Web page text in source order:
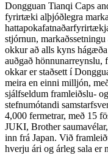
Dongguan Tianqi Caps
fyrirtæki alþjóðlegra
stjórnun,
okkur að alls kyns
auðgað
okkar er staðsett í
meira en einni milljón,
sjálfseldum framleiðslu-
stefnumótandi
4,000 fermetrar, með 15
JUKI, Brother
inn frá Japan. Við
hverju ári og árleg sala er